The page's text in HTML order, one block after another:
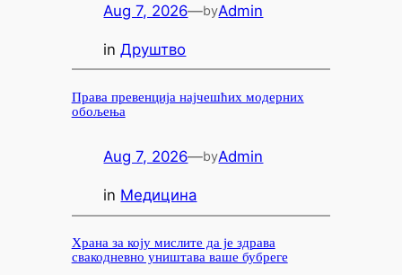
Aug 7, 2026—byAdmin
inДруштво
Права превенција најчешћих модерних
обољења
Aug 7, 2026—byAdmin
in Медицина
Храна за коју мислите да је здрава
свакодневно уништава ваше бубреге